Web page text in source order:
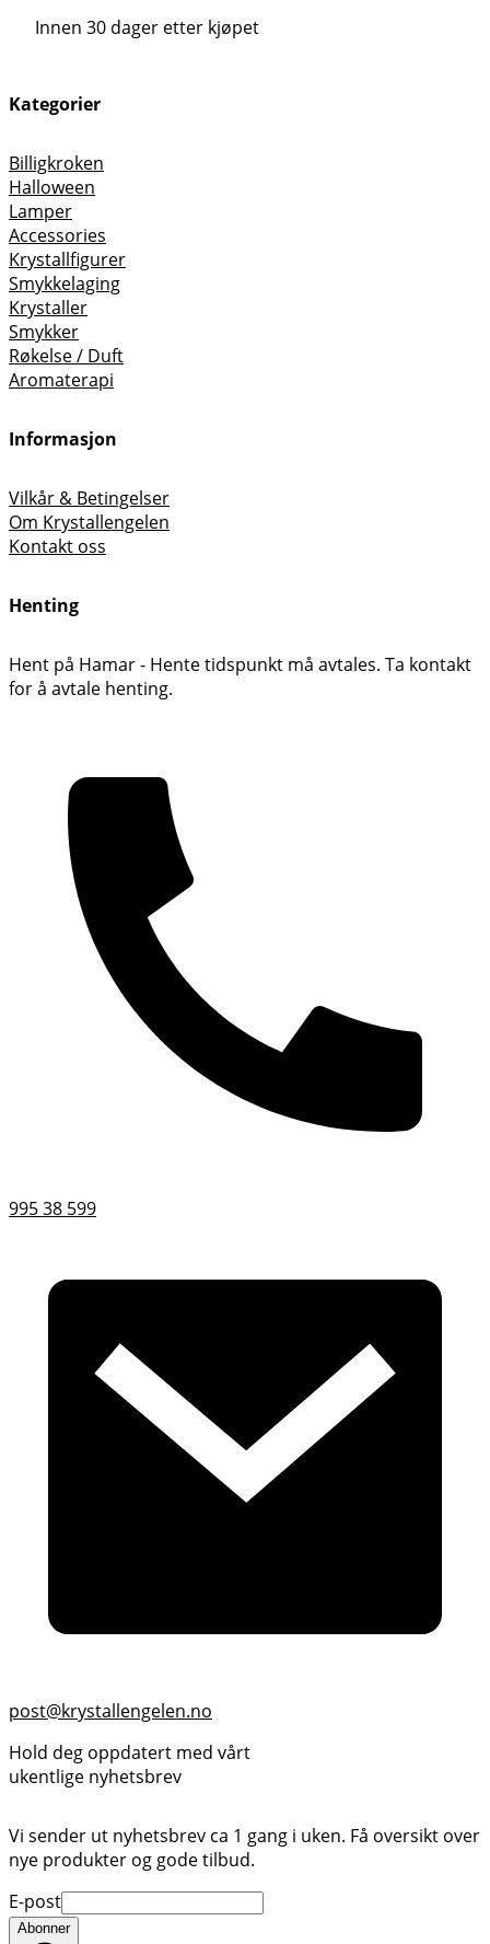
Innen 30 dager etter kjøpet
Kategorier
Billigkroken
Halloween
Lamper
Accessories
Krystallfigurer
Smykkelaging
Krystaller
Smykker
Røkelse / Duft
Aromaterapi
Informasjon
Vilkår & Betingelser
Om Krystallengelen
Kontakt oss
Henting
Hent på Hamar - Hente tidspunkt må avtales. Ta kontakt
for å avtale henting.
995 38 599
post@krystallengelen.no
Hold deg oppdatert med vårt
ukentlige nyhetsbrev
Vi sender ut nyhetsbrev ca 1 gang i uken. Få oversikt over
nye produkter og gode tilbud.
E-post
Abonner